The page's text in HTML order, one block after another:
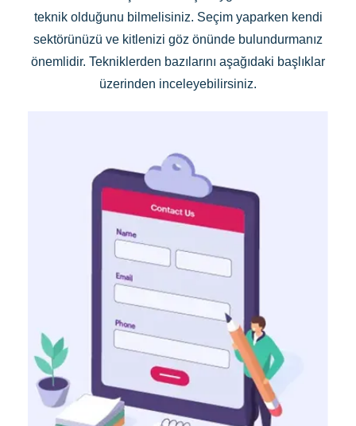
teknik olduğunu bilmelisiniz. Seçim yaparken kendi
sektörünüzü ve kitlenizi göz önünde bulundurmanız
önemlidir. Tekniklerden bazılarını aşağıdaki başlıklar
üzerinden inceleyebilirsiniz.